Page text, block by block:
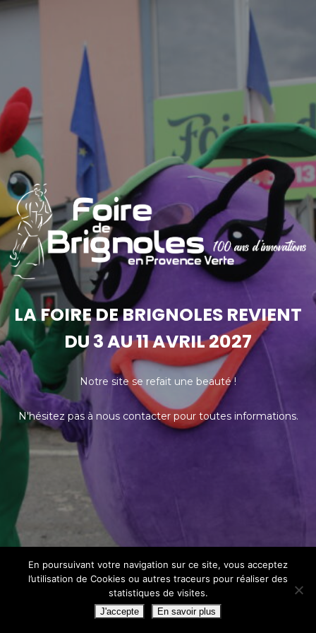
LA FOIRE DE BRIGNOLES REVIENT
DU 3 AU 11 AVRIL 2027
Notre site se refait une beauté !
N'hésitez pas à nous contacter pour toutes informations.
En poursuivant votre navigation sur ce site, vous acceptez
l’utilisation de Cookies ou autres traceurs pour réaliser des
statistiques de visites.
J'accepte En savoir plus